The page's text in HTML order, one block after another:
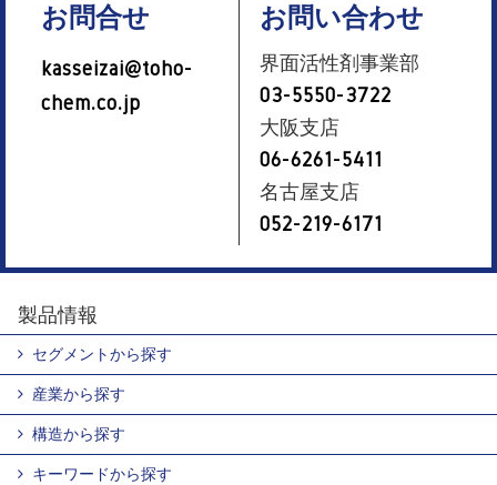
お問合せ
kasseizai@toho-
chem.co.jp
お問い合わせ
界面活性剤事業部
03-5550-3722
大阪支店
06-6261-5411
名古屋支店
052-219-6171
製品情報
セグメントから探す
産業から探す
構造から探す
キーワードから探す